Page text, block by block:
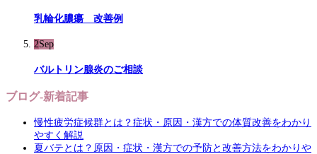
乳輪化膿瘍 改善例
2Sep
バルトリン腺炎のご相談
ブログ-新着記事
慢性疲労症候群とは？症状・原因・漢方での体質改善をわかり
やすく解説
夏バテとは？原因・症状・漢方での予防と改善方法をわかりや